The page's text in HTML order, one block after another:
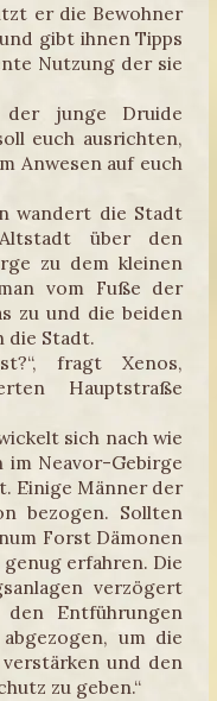
er die Bewohner
gibt ihnen Tipps
Nutzung der sie
der junge Druide
euch ausrichten,
Anwesen auf euch
wandert die Stadt
über den
zu dem kleinen
vom Fuße der
zu und die beiden
die Stadt.
fragt Xenos,
Hauptstraße
sich nach wie
Neavor-Gebirge
Einige Männer der
bezogen. Sollten
Forst Dämonen
erfahren. Die
verzögert
Entführungen
um die
und den
zu geben.“